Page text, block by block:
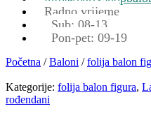
Radno vrijeme
Sub: 08-13
Pon-pet: 09-19
Početna /Baloni /folija balon
Kategorije: folija balon figura,
rođendani